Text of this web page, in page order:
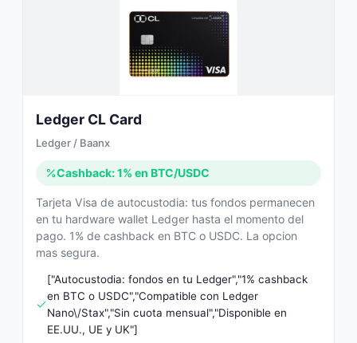
Ledger CL Card
Ledger / Baanx
Cashback: 1% en BTC/USDC
Tarjeta Visa de autocustodia: tus fondos permanecen
en tu hardware wallet Ledger hasta el momento del
pago. 1% de cashback en BTC o USDC. La opcion
mas segura.
["Autocustodia: fondos en tu Ledger","1% cashback
en BTC o USDC","Compatible con Ledger
Nano\/Stax","Sin cuota mensual","Disponible en
EE.UU., UE y UK"]